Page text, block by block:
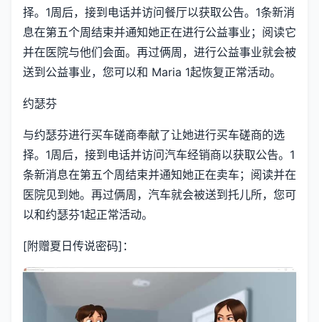
择。1周后，接到电话并访问餐厅以获取公告。1条新消
息在第五个周结束并通知她正在进行公益事业；阅读它
并在医院与他们会面。再过俩周，进行公益事业就会被
送到公益事业，您可以和 Maria 1起恢复正常活动。
约瑟芬
与约瑟芬进行买车磋商奉献了让她进行买车磋商的选
择。1周后，接到电话并访问汽车经销商以获取公告。1
条新消息在第五个周结束并通知她正在卖车；阅读并在
医院见到她。再过俩周，汽车就会被送到托儿所，您可
以和约瑟芬1起正常活动。
[附赠夏日传说密码]：